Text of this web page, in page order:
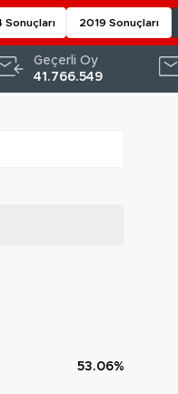
Sonuçları 2019 Sonuçları
Geçerli Oy
41.766.549
53.06%